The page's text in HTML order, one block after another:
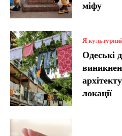
міфу
Я
Одеські
локації